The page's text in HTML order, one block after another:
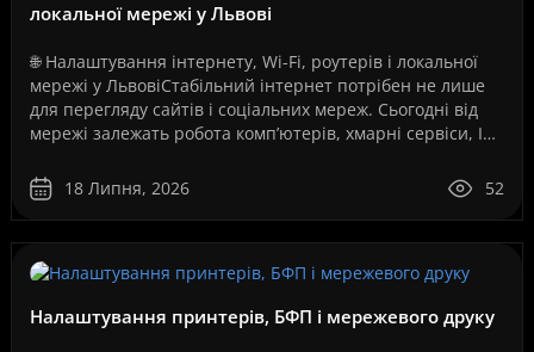
локальної мережі у Львові
🌐 Налаштування інтернету, Wi-Fi, роутерів і локальної
мережі у ЛьвовіСтабільний інтернет потрібен не лише
для перегляду сайтів і соціальних мереж. Сьогодні від
мережі залежать робота комп’ютерів, хмарні сервіси, IP-
18 Липня, 2026
52
Налаштування принтерів, БФП і мережевого друку